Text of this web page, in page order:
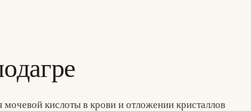
кислоты в крови и отложении кристаллов